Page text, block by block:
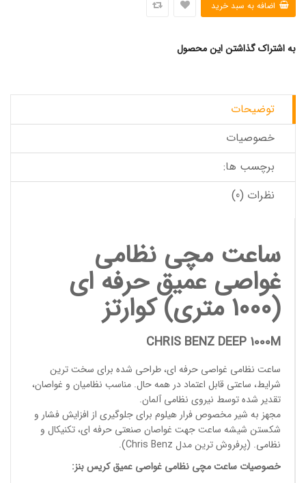
به اشتراک گذاشتن این محصول
توضیحات
خصوصیات
برچسب ها:
نظرات (0)
ساعت مچی نظامی
غواصی عمیق حرفه ای
(1000 متری) کوارتز
CHRIS BENZ DEEP 1000M
ساعت نظامی غواصی حرفه ای، طراحی شده برای سخت ترین
شرایط، ساعتی قابل اعتماد در همه حال. مناسب نظامیان و غواصان،
تقدیر شده توسط نیروی نظامی آلمان.
مجهز به شیر مخصوص فرار هیلوم برای جلوگیری از افزایش فشار و
شکستن شیشه ساعت جهت غواصان صنعتی حرفه ای، تکنیکال و
نظامی. (پرفروش ترین مدل
).
خصوصیات ساعت مچی نظامی غواصی عمیق کریس بنز: